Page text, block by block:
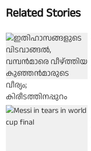
Related Stories